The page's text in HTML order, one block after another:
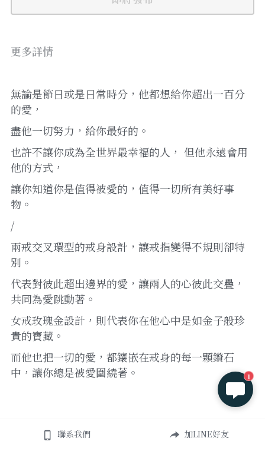
更多詳情
無論是節日或是日常時分，他都想給你超出一百分
的愛，
盡他一切努力，給你最好的。
也許不讓你成為全世界最幸福的人， 但他永遠會用
他的方式，
讓你知道你是值得被愛的，值得一切所有美好事
物。
/
兩戒交叉環型的戒身設計，讓戒指變得不規則卻特
別。
代表對彼此超出邊界的愛，讓兩人的心彼此交疊，
共同為愛跳動著。
女戒玫瑰金設計，則代表你在他心中是如金子般珍
貴的寶藏。
而他也把一切的愛，都鑲嵌在戒身的每一顆鑽石
中，讓你總是被愛圍繞著。
聯系我們 加LINE好友
1